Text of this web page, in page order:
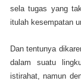
sela tugas yang
itulah kesempatan
Dan tentunya
dalam suatu
istirahat, namun